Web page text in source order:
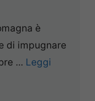
è
di impugnare
... Leggi